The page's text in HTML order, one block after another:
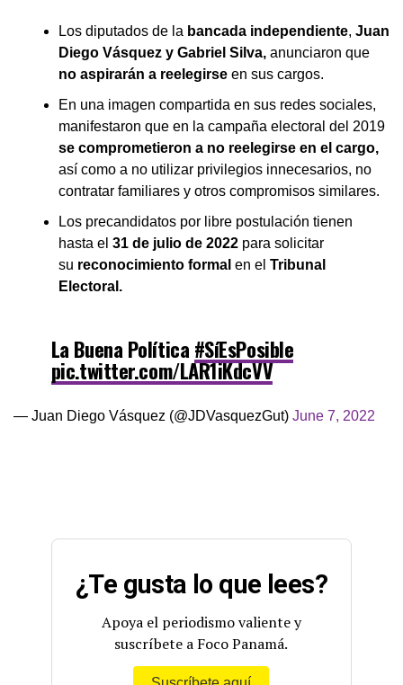
Los diputados de la bancada independiente, Juan
Diego Vásquez y Gabriel Silva, anunciaron que
no aspirarán a reelegirse en sus cargos.
En una imagen compartida en sus redes sociales,
manifestaron que en la campaña electoral del 2019
se comprometieron a no reelegirse en el cargo,
así como a no utilizar privilegios innecesarios, no
contratar familiares y otros compromisos similares.
Los precandidatos por libre postulación tienen
hasta el 31 de julio de 2022 para solicitar
su reconocimiento formal en el Tribunal
Electoral.
La Buena Política #SíEsPosible
pic.twitter.com/LAR1iKdcVV
— Juan Diego Vásquez (@JDVasquezGut) June 7, 2022
¿Te gusta lo que lees?
Apoya el periodismo valiente y
suscríbete a Foco Panamá.